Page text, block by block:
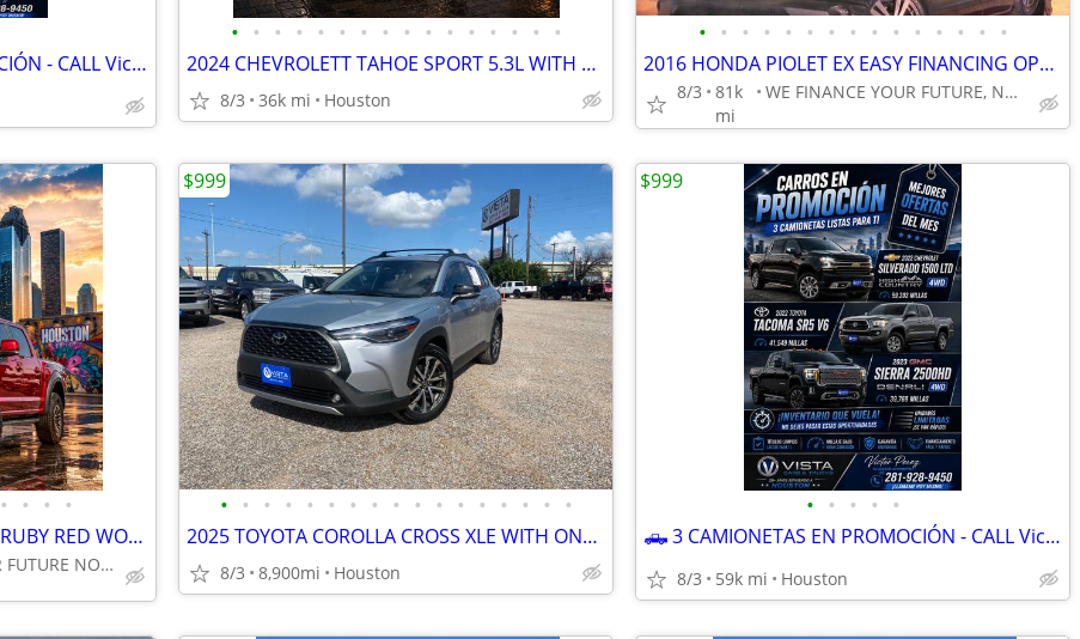
🛻 3 CAMIONETAS EN PROMOCIÓN - CALL Victor
• • • • • • • • • • • • • • • •
2024 CHEVROLETT TAHOE SPORT 5.3L WITH LOW MILES!
8/3 36k mi Houston
• • • • • • • • • • • • • • •
2016 HONDA PIOLET EX EASY FINANCING OPTIONS AVAILABLE!!
8/3
81k
mi
WE FINANCE YOUR FUTURE, NOT YOUR CREDIT
• • • •
2019 FORD F-150 RAPTOR 4X4 RUBY RED WONT LAST LONG!!!
WE FINANCE YOUR FUTURE NOW YOUR CREDIT
• • • • • • • • • • • • • • • • •
2025 TOYOTA COROLLA CROSS XLE WITH ONLY 8900
8/3 8,900mi Houston
$999
• • • • •
🛻 3 CAMIONETAS EN PROMOCIÓN - CALL Victor
8/3 59k mi Houston
$999